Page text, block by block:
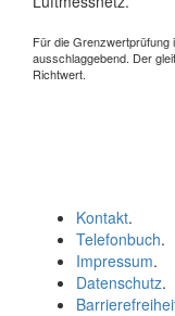
Für die Grenzwertprüfung
ausschlaggebend. Der
Richtwert.
Kontakt.
Telefonbuch.
Impressum.
Datenschutz.